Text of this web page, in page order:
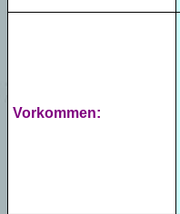
Vorkommen: